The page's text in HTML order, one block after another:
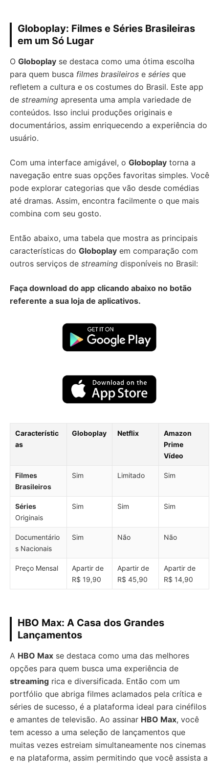
Globoplay: Filmes e Séries Brasileiras
em um Só Lugar
O Globoplay se destaca como uma ótima escolha
para quem busca filmes brasileiros e séries que
refletem a cultura e os costumes do Brasil. Este app
de streaming apresenta uma ampla variedade de
conteúdos. Isso inclui produções originais e
documentários, assim enriquecendo a experiência do
usuário.
Com uma interface amigável, o Globoplay torna a
navegação entre suas opções favoritas simples. Você
pode explorar categorias que vão desde comédias
até dramas. Assim, encontra facilmente o que mais
combina com seu gosto.
Então abaixo, uma tabela que mostra as principais
características do Globoplay em comparação com
outros serviços de streaming disponíveis no Brasil:
Faça download do app clicando abaixo no botão
referente a sua loja de aplicativos.
Característic
as
Globoplay Netflix
Amazon
Prime
Vídeo
Filmes
Brasileiros
Sim Limitado Sim
Séries
Originais
Sim Sim Sim
Documentário
s Nacionais
Sim Não Não
Preço Mensal
Apartir de
R$ 19,90
Apartir de
R$ 45,90
Apartir de
R$ 14,90
HBO Max: A Casa dos Grandes
Lançamentos
A HBO Max se destaca como uma das melhores
opções para quem busca uma experiência de
streaming rica e diversificada. Então com um
portfólio que abriga filmes aclamados pela crítica e
séries de sucesso, é a plataforma ideal para cinéfilos
e amantes de televisão. Ao assinar HBO Max, você
tem acesso a uma seleção de lançamentos que
muitas vezes estreiam simultaneamente nos cinemas
e na plataforma, assim permitindo que você assista a